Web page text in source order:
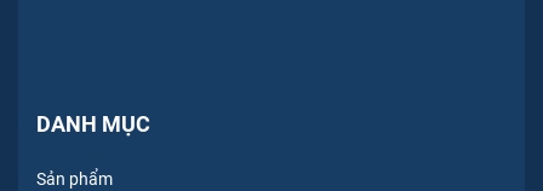
DANH MỤC
Sản phẩm